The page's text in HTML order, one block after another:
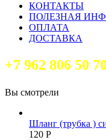
КОНТАКТЫ
ПОЛЕЗНАЯ
ОПЛАТА
ДОСТАВКА
+7 962 806 50 70
Вы смотрели
Шланг (трубка )
120 Р